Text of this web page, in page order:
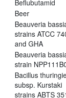
Beflubutamid
Beer
Beauveria
strains ATCC
and GHA
Beauveria
strain
Bacillus
subsp. Kurstaki
strains ABTS